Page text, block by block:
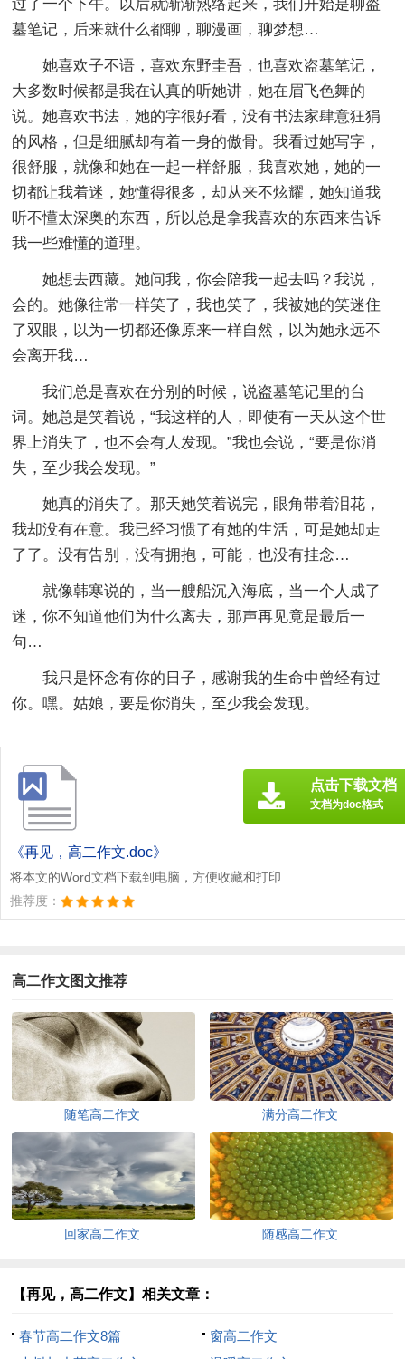
过了一个下午。以后就渐渐熟络起来，我们开始是聊盗
墓笔记，后来就什么都聊，聊漫画，聊梦想…
她喜欢子不语，喜欢东野圭吾，也喜欢盗墓笔记，
大多数时候都是我在认真的听她讲，她在眉飞色舞的
说。她喜欢书法，她的字很好看，没有书法家肆意狂狷
的风格，但是细腻却有着一身的傲骨。我看过她写字，
很舒服，就像和她在一起一样舒服，我喜欢她，她的一
切都让我着迷，她懂得很多，却从来不炫耀，她知道我
听不懂太深奥的东西，所以总是拿我喜欢的东西来告诉
我一些难懂的道理。
她想去西藏。她问我，你会陪我一起去吗？我说，
会的。她像往常一样笑了，我也笑了，我被她的笑迷住
了双眼，以为一切都还像原来一样自然，以为她永远不
会离开我…
我们总是喜欢在分别的时候，说盗墓笔记里的台
词。她总是笑着说，“我这样的人，即使有一天从这个世
界上消失了，也不会有人发现。”我也会说，“要是你消
失，至少我会发现。”
她真的消失了。那天她笑着说完，眼角带着泪花，
我却没有在意。我已经习惯了有她的生活，可是她却走
了了。没有告别，没有拥抱，可能，也没有挂念…
就像韩寒说的，当一艘船沉入海底，当一个人成了
迷，你不知道他们为什么离去，那声再见竟是最后一
句…
我只是怀念有你的日子，感谢我的生命中曾经有过
你。嘿。姑娘，要是你消失，至少我会发现。
《再见，高二作文.doc》
将本文的Word文档下载到电脑，方便收藏和打印
推荐度：
点击下载文档
文档为doc格式
高二作文图文推荐
随笔高二作文 满分高二作文
回家高二作文 随感高二作文
【再见，高二作文】相关文章：
春节高二作文8篇
窗高二作文